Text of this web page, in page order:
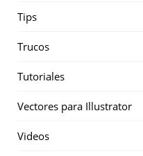
Tips
Trucos
Tutoriales
Vectores para Illustrator
Videos